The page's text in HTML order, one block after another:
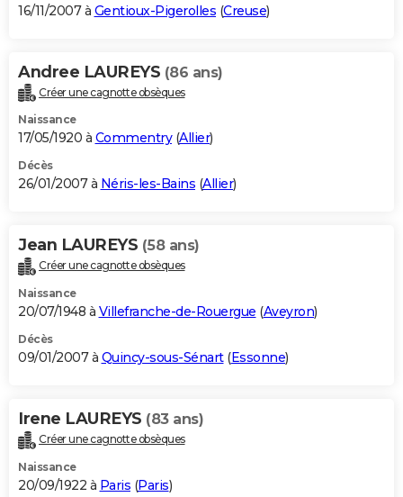
16/11/2007 à Gentioux-Pigerolles (Creuse)
Andree LAUREYS (86 ans)
Créer une cagnotte obsèques
Naissance
17/05/1920 à Commentry(Allier)
Décès
26/01/2007 à Néris-les-Bains (Allier)
Jean LAUREYS (58 ans)
Créer une cagnotte obsèques
Naissance
20/07/1948 à Villefranche-de-Rouergue (Aveyron)
Décès
09/01/2007 à Quincy-sous-Sénart(Essonne)
Irene LAUREYS (83 ans)
Créer une cagnotte obsèques
Naissance
20/09/1922 à Paris (Paris)